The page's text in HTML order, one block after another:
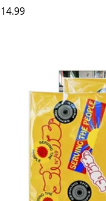
14.99